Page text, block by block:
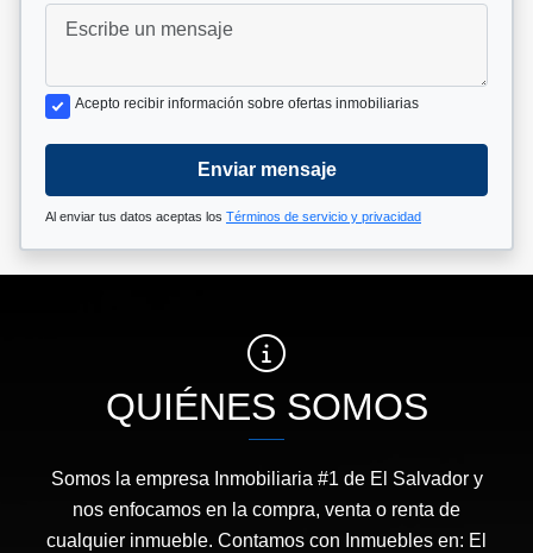
Acepto recibir información sobre ofertas inmobiliarias
Enviar mensaje
Al enviar tus datos aceptas los Términos de servicio y privacidad
QUIÉNES SOMOS
Somos la empresa Inmobiliaria #1 de El Salvador y
nos enfocamos en la compra, venta o renta de
cualquier inmueble. Contamos con Inmuebles en: El